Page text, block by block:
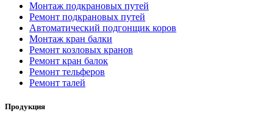
Монтаж подкрановых путей
Ремонт подкрановых путей
Автоматический подгонщик коров
Монтаж кран балки
Ремонт козловых кранов
Ремонт кран балок
Ремонт тельферов
Ремонт талей
Продукция